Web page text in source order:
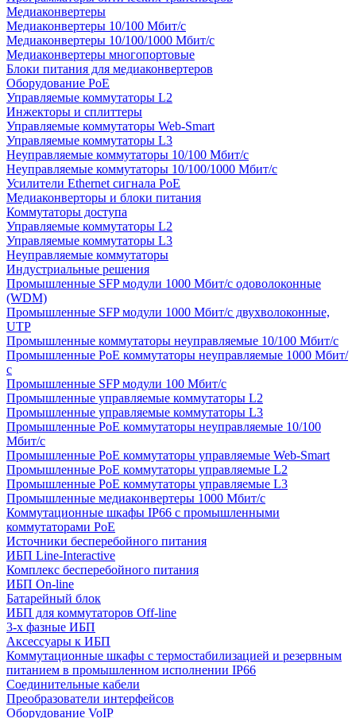
Медиаконвертеры
Медиаконвертеры 10/100 Мбит/с
Медиаконвертеры 10/100/1000 Мбит/c
Медиаконвертеры многопортовые
Блоки питания для медиаконвертеров
Оборудование PoE
Управляемые коммутаторы L2
Инжекторы и сплиттеры
Управляемые коммутаторы Web-Smart
Управляемые коммутаторы L3
Неуправляемые коммутаторы 10/100 Мбит/с
Неуправляемые коммутаторы 10/100/1000 Мбит/с
Усилители Ethernet сигнала PoE
Медиаконверторы и блоки питания
Коммутаторы доступа
Управляемые коммутаторы L2
Управляемые коммутаторы L3
Неуправляемые коммутаторы
Индустриальные решения
Промышленные SFP модули 1000 Мбит/c одоволоконные
(WDM)
Промышленные SFP модули 1000 Мбит/c двухволоконные,
UTP
Промышленные коммутаторы неуправляемые 10/100 Мбит/с
Промышленные PoE коммутаторы неуправляемые 1000 Мбит/
с
Промышленные SFP модули 100 Мбит/c
Промышленные управляемые коммутаторы L2
Промышленные управляемые коммутаторы L3
Промышленные PoE коммутаторы неуправляемые 10/100
Мбит/с
Промышленные PoE коммутаторы управляемые Web-Smart
Промышленные PoE коммутаторы управляемые L2
Промышленные PoE коммутаторы управляемые L3
Промышленные медиаконвертеры 1000 Мбит/с
Коммутационные шкафы IP66 c промышленными
коммутаторами PoE
Источники бесперебойного питания
ИБП Line-Interactive
Комплекс бесперебойного питания
ИБП On-line
Батарейный блок
ИБП для коммутаторов Off-line
3-х фазные ИБП
Аксессуары к ИБП
Коммутационные шкафы с термостабилизацией и резервным
питанием в промышленном исполнении IP66
Соединительные кабели
Преобразователи интерфейсов
Оборудование VoIP